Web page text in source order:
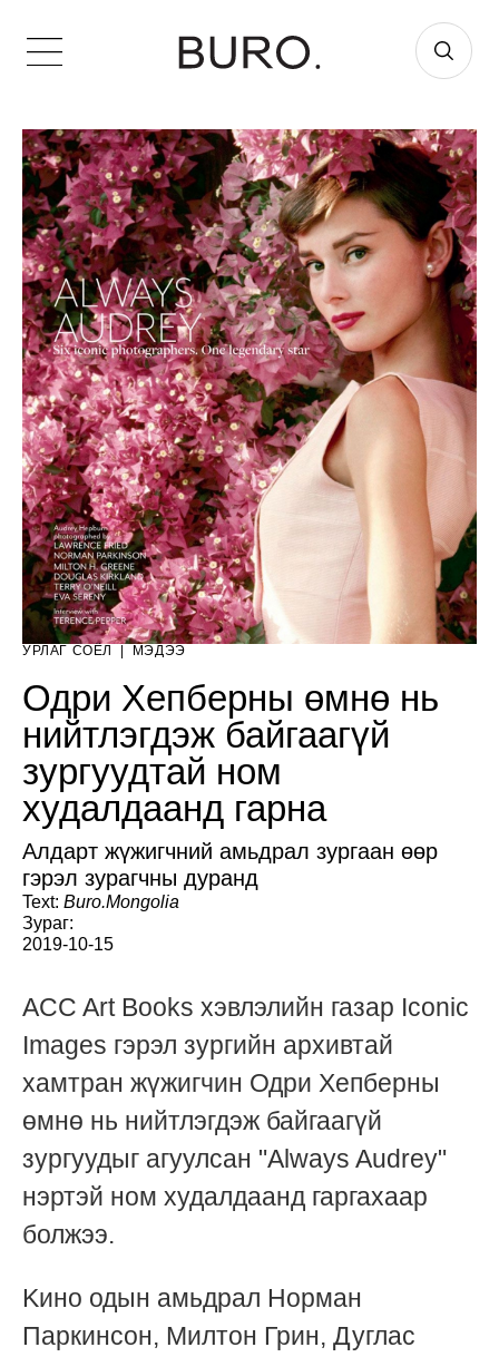
УРЛАГ СОЁЛ | МЭДЭЭ
Одри Хепберны өмнө нь
нийтлэгдэж байгаагүй
зургуудтай ном
худалдаанд гарна
Алдарт жүжигчний амьдрал зургаан өөр
гэрэл зурагчны дуранд
Text: Buro.Mongolia
Зураг:
2019-10-15
ACC Art Books хэвлэлийн газар Iconic
Images гэрэл зургийн архивтай
хамтран жүжигчин Одри Хепберны
өмнө нь нийтлэгдэж байгаагүй
зургуудыг агуулсан "Always Audrey"
нэртэй ном худалдаанд гаргахаар
болжээ.
Kино одын амьдрал Норман
Паркинсон, Милтон Грин, Дуглас